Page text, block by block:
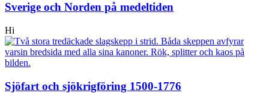
Sverige och Norden på medeltiden
Hi
Sjöfart och sjökrigföring 1500-1776